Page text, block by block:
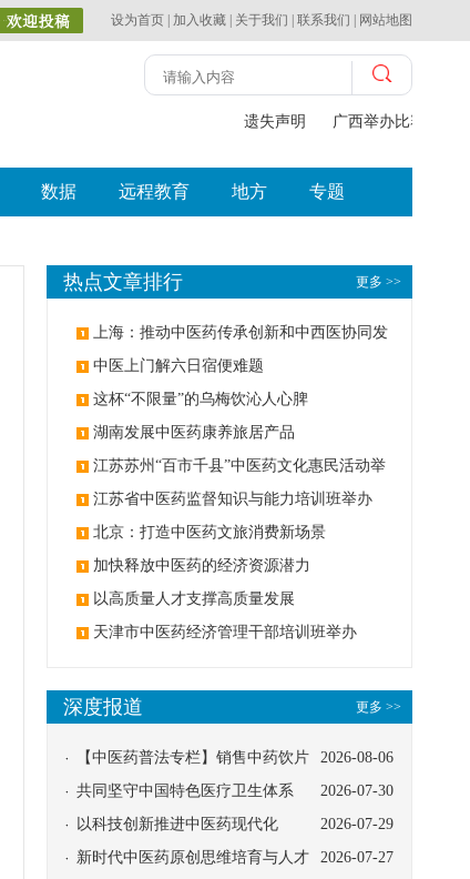
设为首页 加入收藏 关于我们 联系我们 网站地图
遗失声明 广西举办比赛探索
数据 远程教育 地方 专题
更多 >>
热点文章排行
上海：推动中医药传承创新和中西医协同发
展 中医上门解六日宿便难题
这杯“不限量”的乌梅饮沁人心脾
湖南发展中医药康养旅居产品
江苏苏州“百市千县”中医药文化惠民活动举
办 江苏省中医药监督知识与能力培训班举办
北京：打造中医药文旅消费新场景
加快释放中医药的经济资源潜力
以高质量人才支撑高质量发展
天津市中医药经济管理干部培训班举办
更多 >>
深度报道
2026-08-06
【中医药普法专栏】销售中药饮片
应告知煎服方法及注意事项
2026-07-30
共同坚守中国特色医疗卫生体系
2026-07-29
以科技创新推进中医药现代化
2026-07-27
新时代中医药原创思维培育与人才